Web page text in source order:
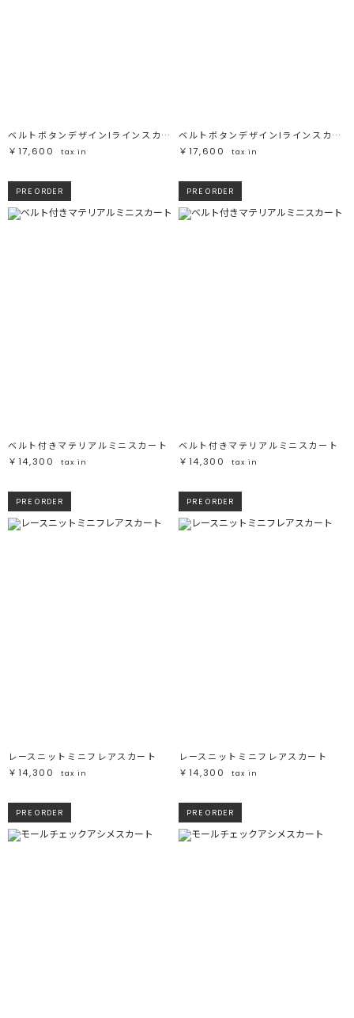
ベルトボタンデザインIラインスカート
￥17,600
tax in
ベルトボタンデザインIラインスカート
￥17,600
tax in
PRE ORDER
ベルト付きマテリアルミニスカート
￥14,300
tax in
PRE ORDER
ベルト付きマテリアルミニスカート
￥14,300
tax in
PRE ORDER
レースニットミニフレアスカート
￥14,300
tax in
PRE ORDER
レースニットミニフレアスカート
￥14,300
tax in
PRE ORDER PRE ORDER